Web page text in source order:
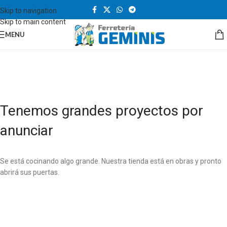
Skip to navigation
Skip to main content
MENU
Tenemos grandes proyectos por
anunciar
Se está cocinando algo grande. Nuestra tienda está en obras y pronto
abrirá sus puertas.